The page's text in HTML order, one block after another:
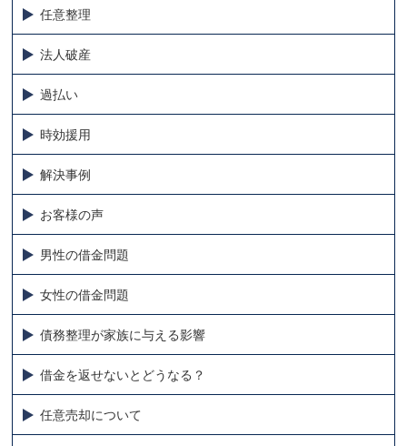
任意整理
法人破産
過払い
時効援用
解決事例
お客様の声
男性の借金問題
女性の借金問題
債務整理が家族に与える影響
借金を返せないとどうなる？
任意売却について